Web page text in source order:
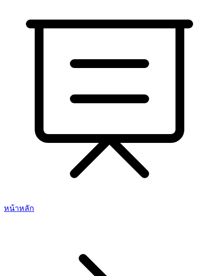
หน้าหลัก